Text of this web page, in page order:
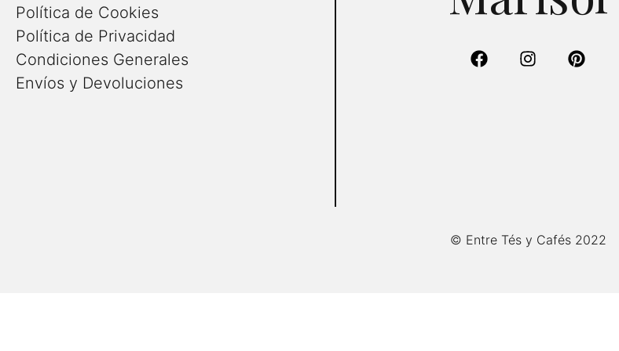
Política de Cookies
Política de Privacidad
Condiciones Generales
Envíos y Devoluciones
© Entre Tés y Cafés 2022